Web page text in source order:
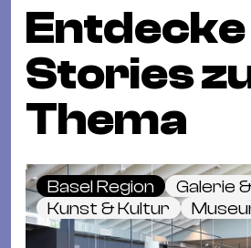
Entdecke
Stories
Thema
Basel Region
Galerie
Kunst & Kultur